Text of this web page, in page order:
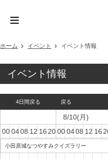
ホーム イベント イベント情報
イベント情報
4日間戻る 戻る
小田原城なつやすみクイズラリー
00:0004:0008:0012:0016:00
8/10(月)
20:0000:0004:0008:0012:00